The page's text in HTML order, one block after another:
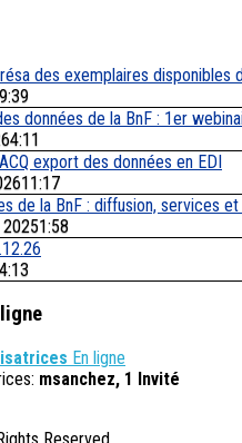
des exemplaires disponibles
données de la BnF : 1er
export des données en EDI
de la BnF : diffusion, services
En ligne
msanchez, 1 Invité